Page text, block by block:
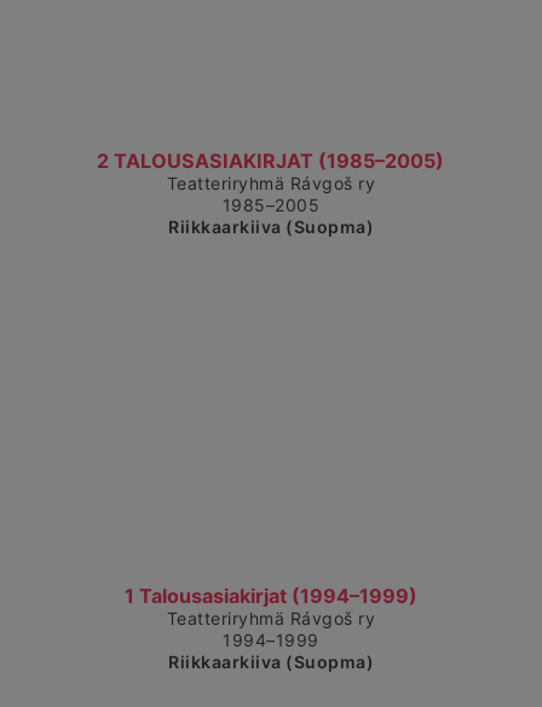
2 TALOUSASIAKIRJAT (1985–2005)
Čájet dárkkes dieđuid
Teatteriryhmä Rávgoš ry
1985–2005
Riikkaarkiiva (Suopma)
1 Talousasiakirjat (1994–1999)
Čájet dárkkes dieđuid
Teatteriryhmä Rávgoš ry
1994–1999
Riikkaarkiiva (Suopma)